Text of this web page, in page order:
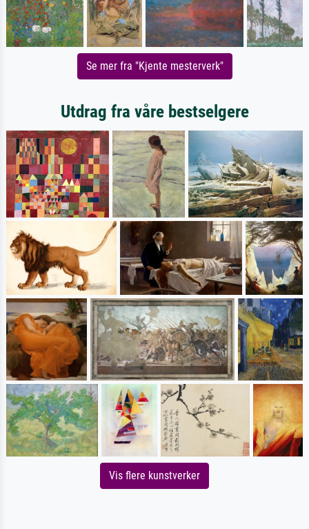
Se mer fra "Kjente mesterverk"
Utdrag fra våre bestselgere
Vis flere kunstverker